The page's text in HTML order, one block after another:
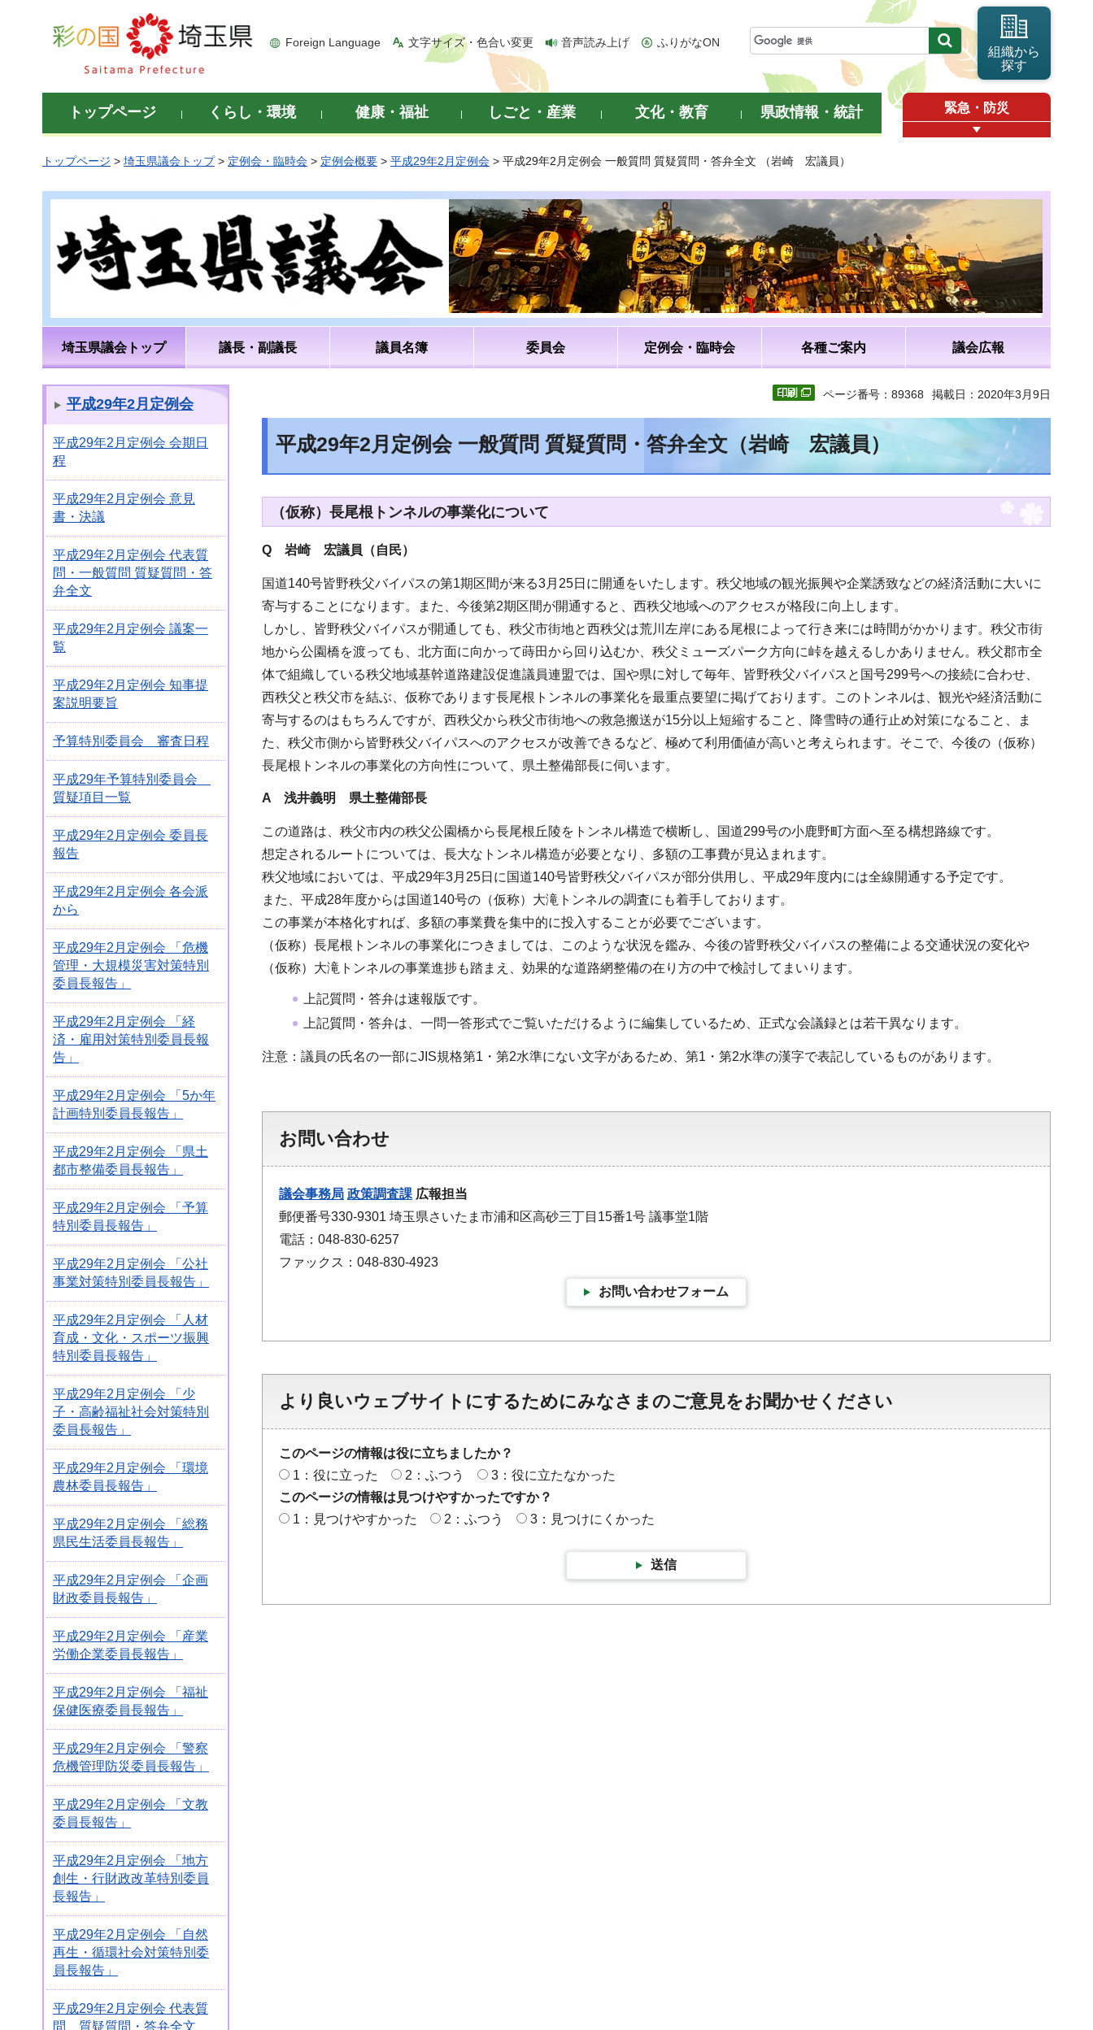
彩の国 埼玉県
Foreign Language 文字サイズ・色合い変更 音声読み上げ ふりがなON
組織から
探す
トップページ くらし・環境 健康・福祉 しごと・産業 文化・教育 県政情報・統計 緊急・防災
トップページ > 埼玉県議会トップ> 定例会・臨時会 > 定例会概要 > 平成29年2月定例会 > 平成29年2月定例会 一般質問 質疑質問・答弁全文 （岩崎 宏議員）
埼玉県議会トップ 議長・副議長 議員名簿 委員会 定例会・臨時会 各種ご案内 議会広報
平成29年2月定例会
平成29年2月定例会 会期日
程
平成29年2月定例会 意見
書・決議
平成29年2月定例会 代表質
問・一般質問 質疑質問・答
弁全文
平成29年2月定例会 議案一
覧
平成29年2月定例会 知事提
案説明要旨
予算特別委員会 審査日程
平成29年予算特別委員会
質疑項目一覧
平成29年2月定例会 委員長
報告
平成29年2月定例会 各会派
から
平成29年2月定例会 「危機
管理・大規模災害対策特別
委員長報告」
平成29年2月定例会 「経
済・雇用対策特別委員長報
告」
平成29年2月定例会 「5か年
計画特別委員長報告」
平成29年2月定例会 「県土
都市整備委員長報告」
平成29年2月定例会 「予算
特別委員長報告」
平成29年2月定例会 「公社
事業対策特別委員長報告」
平成29年2月定例会 「人材
育成・文化・スポーツ振興
特別委員長報告」
平成29年2月定例会 「少
子・高齢福祉社会対策特別
委員長報告」
平成29年2月定例会 「環境
農林委員長報告」
平成29年2月定例会 「総務
県民生活委員長報告」
平成29年2月定例会 「企画
財政委員長報告」
平成29年2月定例会 「産業
労働企業委員長報告」
平成29年2月定例会 「福祉
保健医療委員長報告」
平成29年2月定例会 「警察
危機管理防災委員長報告」
平成29年2月定例会 「文教
委員長報告」
平成29年2月定例会 「地方
創生・行財政改革特別委員
長報告」
平成29年2月定例会 「自然
再生・循環社会対策特別委
員長報告」
平成29年2月定例会 代表質
問 質疑質問・答弁全文
ページ番号：89368 掲載日：2020年3月9日
平成29年2月定例会 一般質問 質疑質問・答弁全文（岩崎 宏議員）
（仮称）長尾根トンネルの事業化について
Q 岩崎 宏議員（自民）
国道140号皆野秩父バイパスの第1期区間が来る3月25日に開通をいたします。秩父地域の観光振興や企業誘致などの経済活動に大いに
寄与することになります。また、今後第2期区間が開通すると、西秩父地域へのアクセスが格段に向上します。
しかし、皆野秩父バイパスが開通しても、秩父市街地と西秩父は荒川左岸にある尾根によって行き来には時間がかかります。秩父市街
地から公園橋を渡っても、北方面に向かって蒔田から回り込むか、秩父ミューズパーク方向に峠を越えるしかありません。秩父郡市全
体で組織している秩父地域基幹道路建設促進議員連盟では、国や県に対して毎年、皆野秩父バイパスと国号299号への接続に合わせ、
西秩父と秩父市を結ぶ、仮称であります長尾根トンネルの事業化を最重点要望に掲げております。このトンネルは、観光や経済活動に
寄与するのはもちろんですが、西秩父から秩父市街地への救急搬送が15分以上短縮すること、降雪時の通行止め対策になること、ま
た、秩父市側から皆野秩父バイパスへのアクセスが改善できるなど、極めて利用価値が高いと考えられます。そこで、今後の（仮称）
長尾根トンネルの事業化の方向性について、県土整備部長に伺います。
A 浅井義明 県土整備部長
この道路は、秩父市内の秩父公園橋から長尾根丘陵をトンネル構造で横断し、国道299号の小鹿野町方面へ至る構想路線です。
想定されるルートについては、長大なトンネル構造が必要となり、多額の工事費が見込まれます。
秩父地域においては、平成29年3月25日に国道140号皆野秩父バイパスが部分供用し、平成29年度内には全線開通する予定です。
また、平成28年度からは国道140号の（仮称）大滝トンネルの調査にも着手しております。
この事業が本格化すれば、多額の事業費を集中的に投入することが必要でございます。
（仮称）長尾根トンネルの事業化につきましては、このような状況を鑑み、今後の皆野秩父バイパスの整備による交通状況の変化や
（仮称）大滝トンネルの事業進捗も踏まえ、効果的な道路網整備の在り方の中で検討してまいります。
上記質問・答弁は速報版です。
上記質問・答弁は、一問一答形式でご覧いただけるように編集しているため、正式な会議録とは若干異なります。
注意：議員の氏名の一部にJIS規格第1・第2水準にない文字があるため、第1・第2水準の漢字で表記しているものがあります。
お問い合わせ
議会事務局 政策調査課 広報担当
郵便番号330-9301 埼玉県さいたま市浦和区高砂三丁目15番1号 議事堂1階
電話：048-830-6257
ファックス：048-830-4923
お問い合わせフォーム
より良いウェブサイトにするためにみなさまのご意見をお聞かせください
このページの情報は役に立ちましたか？
1：役に立った
2：ふつう
3：役に立たなかった
このページの情報は見つけやすかったですか？
1：見つけやすかった
2：ふつう 3：見つけにくかった
送信